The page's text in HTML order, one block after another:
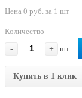
Цена 0 руб. за 1 шт
Количество
-
+ шт
Купить в 1 клик